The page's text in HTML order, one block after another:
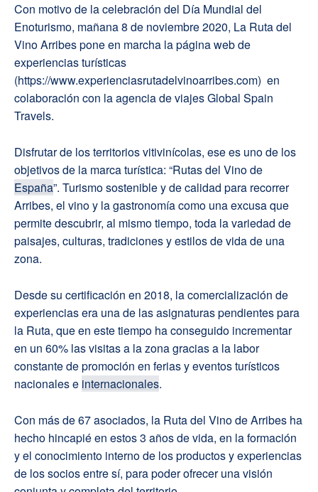
Con motivo de la celebración del Día Mundial del
Enoturismo, mañana 8 de noviembre 2020, La Ruta del
Vino Arribes pone en marcha la página web de
experiencias turísticas
(https://www.experienciasrutadelvinoarribes.com) en
colaboración con la agencia de viajes Global Spain
Travels.
Disfrutar de los territorios vitivinícolas, ese es uno de los
objetivos de la marca turística: “Rutas del Vino de
España”. Turismo sostenible y de calidad para recorrer
Arribes, el vino y la gastronomía como una excusa que
permite descubrir, al mismo tiempo, toda la variedad de
paisajes, culturas, tradiciones y estilos de vida de una
zona.
Desde su certificación en 2018, la comercialización de
experiencias era una de las asignaturas pendientes para
la Ruta, que en este tiempo ha conseguido incrementar
en un 60% las visitas a la zona gracias a la labor
constante de promoción en ferias y eventos turísticos
nacionales e internacionales.
Con más de 67 asociados, la Ruta del Vino de Arribes ha
hecho hincapié en estos 3 años de vida, en la formación
y el conocimiento interno de los productos y experiencias
de los socios entre sí, para poder ofrecer una visión